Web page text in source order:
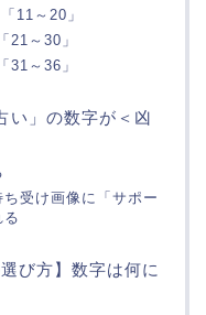
11～20」
21～30」
31～36」
い」の数字が＜凶
受け画像に「サポー
る
び方】数字は何に